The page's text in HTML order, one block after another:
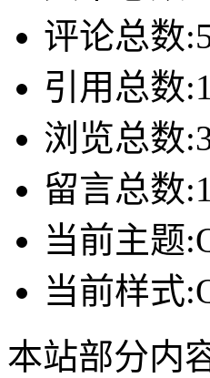
评论总数
引用总数:1
浏览总数
留言总数
当前主题
当前样式
本站部分内